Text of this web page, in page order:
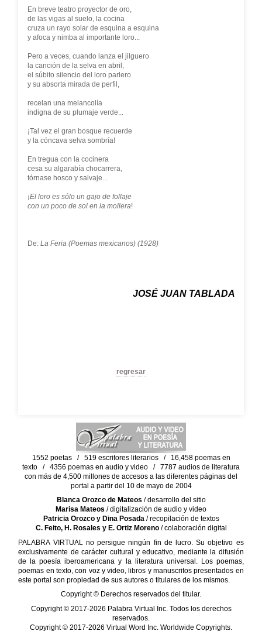
En breve teatro proyector de oro,
de las vigas al suelo, la cocina
cruza un rayo solar de esquina a esquina
y afoca y nimba al importante loro...
Pero a veces, cuando lanza el jilguero
la canción de la selva en abril,
el súbito silencio del loro parlero
y su absorta mirada de perfil,
recelan una melancolía
indigna de su plumaje verde...
¡Tal vez el gran bosque recuerde
y la cóncava selva sombría!
En tregua con la cocinera
cesa su algarabía chocarrera,
tórnase hosco y salvaje...
¡El loro es sólo un gajo de follaje
con un poco de sol en la mollera!
De: La Feria (Poemas mexicanos) (1928)
JOSÉ JUAN TABLADA
regresar
1552 poetas / 519 escritores literarios / 16,458 poemas en
texto / 4356 poemas en audio y video / 7787 audios de literatura
con más de 4,500 millones de accesos a las diferentes páginas del
portal a partir del 10 de mayo de 2004
Blanca Orozco de Mateos / desarrollo del sitio
Marisa Mateos / digitalización de audio y video
Patricia Orozco y Dina Posada/ recopilación de textos
C. Feito, H. Rosales y E. Ortiz Moreno/ colaboración digital
PALABRA VIRTUAL no persigue ningún fin de lucro. Su objetivo es
exclusivamente de carácter cultural y educativo, mediante la difusión
de la poesía iberoamericana y la literatura universal. Los poemas,
poemas en texto, con voz y video, libros y manuscritos presentados en
este portal son propiedad de sus autores o titulares de los mismos.
Copyright © Derechos reservados del titular.
Copyright © 2017-2026 Palabra Virtual Inc. Todos los derechos
reservados.
Copyright © 2017-2026 Virtual Word Inc. Worldwide Copyrights.